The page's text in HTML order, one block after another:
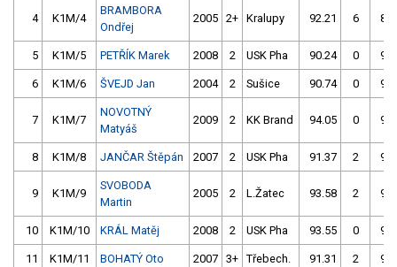
4 K1M/4
BRAMBORA
Ondřej
2005 2+ Kralupy 92.21 6
5 K1M/5 PETŘÍK Marek 2008 2 USK Pha 90.24 0
6 K1M/6 ŠVEJD Jan 2004 2 Sušice 90.74 0
7 K1M/7
NOVOTNÝ
Matyáš
2009 2 KK Brand 94.05 0
8 K1M/8 JANČAR Štěpán 2007 2 USK Pha 91.37 2
9 K1M/9
SVOBODA
Martin
2005 2 L.Žatec 93.58 2
10 K1M/10 KRÁL Matěj 2008 2 USK Pha 93.55 0
11 K1M/11 BOHATÝ Oto 2007 3+ Třebech. 91.31 2